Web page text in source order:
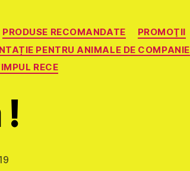
PRODUSE RECOMANDATE
PROMOŢII
PENTRU ANIMALE DE COMPANIE
RECE